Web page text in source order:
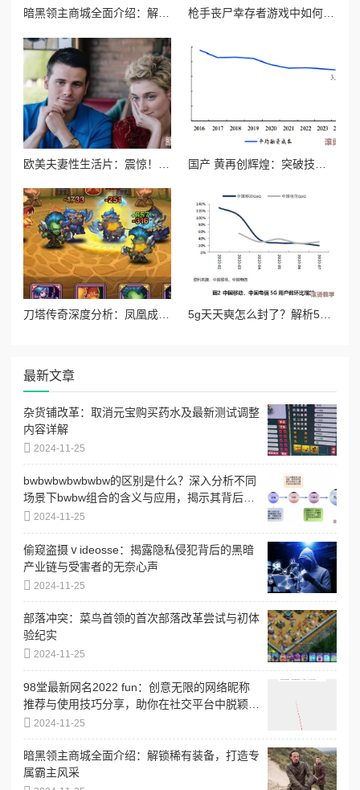
枪手丧尸幸存者游戏中如何获取强力武器火箭筒攻略
刀塔传奇深度分析：凤凰成竞技场新宠，技能与策略全面解析 5g天天奭怎么封了？解析5g网络对消费行为的影响与产业动向背后的原因和趋势分析
最新文章
杂货铺改革：取消元宝购买药水及最新测试调整
内容详解
2024-11-25
bwbwbwbwbwbw的区别是什么？深入分析不同
场景下bwbw组合的含义与应用，揭示其背后的
文化和语境差异
2024-11-25
偷窥盗摄ⅴideosse：揭露隐私侵犯背后的黑暗
产业链与受害者的无奈心声
2024-11-25
部落冲突：菜鸟首领的首次部落改革尝试与初体
验纪实
2024-11-25
98堂最新网名2022 fun：创意无限的网络昵称
推荐与使用技巧分享，助你在社交平台中脱颖而
出 2024-11-25
暗黑领主商城全面介绍：解锁稀有装备，打造专
属霸主风采